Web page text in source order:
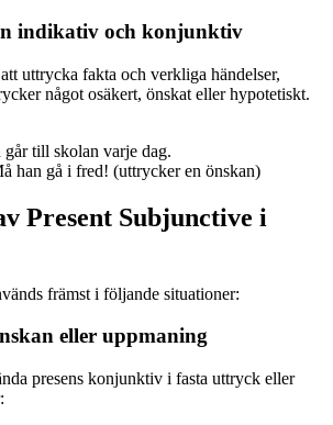
indikativ och konjunktiv
uttrycka fakta och verkliga händelser,
något osäkert, önskat eller hypotetiskt.
går till skolan varje dag.
han gå i fred! (uttrycker en önskan)
Present Subjunctive i
främst i följande situationer:
eller uppmaning
presens konjunktiv i fasta uttryck eller